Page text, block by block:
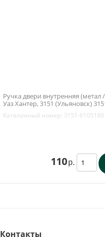
Ручка двери внутренняя (метал
Уаз Хантер, 3151 (Ульяновск)
Каталожный номер: 3151-6105180
110 р.
Контакты